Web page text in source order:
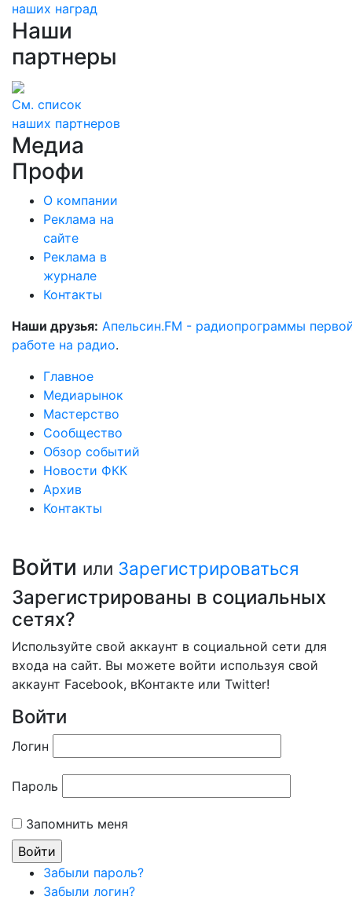
наших наград
Наши
партнеры
См. список
наших партнеров
Медиа
Профи
О компании
Реклама на
сайте
Реклама в
журнале
Контакты
Наши друзья: Апельсин.FM - радиопрограммы
работе на радио.
Главное
Медиарынок
Мастерство
Сообщество
Обзор событий
Новости ФКК
Архив
Контакты
Войти или Зарегистрироваться
Зарегистрированы в социальных
сетях?
Используйте свой аккаунт в социальной сети для
входа на сайт. Вы можете войти используя свой
аккаунт Facebook, вКонтакте или Twitter!
Войти
Логин
Пароль
Запомнить меня
Забыли пароль?
Забыли логин?